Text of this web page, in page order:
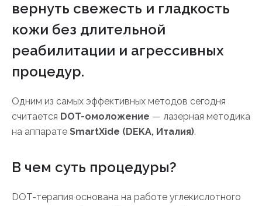
вернуть свежесть и гладкость
кожи без длительной
реабилитации и агрессивных
процедур.
Одним из самых эффективных методов сегодня
считается DOT-омоложение — лазерная методика
на аппарате SmartXide (DEKA, Италия).
В чем суть процедуры?
DOT-терапия основана на работе углекислотного